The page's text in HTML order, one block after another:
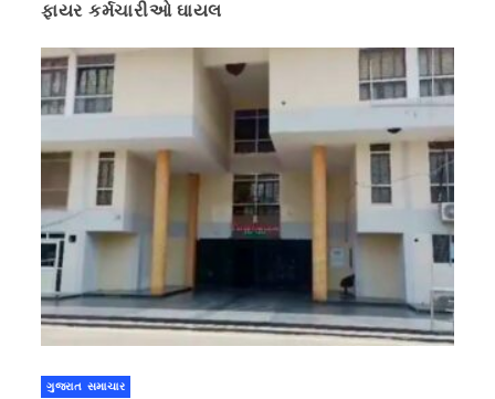
ફાયર કર્મચારીઓ ઘાયલ
ગુજરાત સમાચાર